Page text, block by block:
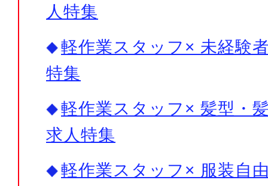
人特集
軽作業スタッフ× 未経験
特集
軽作業スタッフ× 髪型・
求人特集
軽作業スタッフ× 服装自